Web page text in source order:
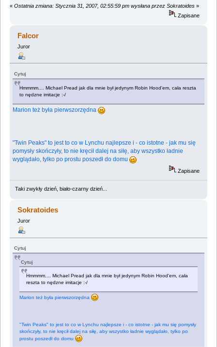
« Ostatnia zmiana: Stycznia 31, 2007, 02:55:59 pm wysłana przez Sokratoides »
Zapisane
Falcor
Juror
Cytuj
Hmmmm.... Michael Pread jak dla mnie był jedynym Robin Hood'em, cała reszta
to nędzne imitacje :-/
Marion też była pierwszorzędna
"Twin Peaks" to jest to co w Lynchu najlepsze i - co istotne - jak mu się
pomysły skończyły, to nie kręcił dalej na siłę, aby wszystko ładnie
wyglądało, tylko po prostu poszedł do domu
Zapisane
Taki zwykły dzień, biało-czarny dzień...
Sokratoides
Juror
Cytuj
Cytuj
Hmmmm.... Michael Pread jak dla mnie był jedynym Robin Hood'em, cała
reszta to nędzne imitacje :-/
Marion też była pierwszorzędna
"Twin Peaks" to jest to co w Lynchu najlepsze i - co istotne - jak mu się pomysły
skończyły, to nie kręcił dalej na siłę, aby wszystko ładnie wyglądało, tylko po
prostu poszedł do domu